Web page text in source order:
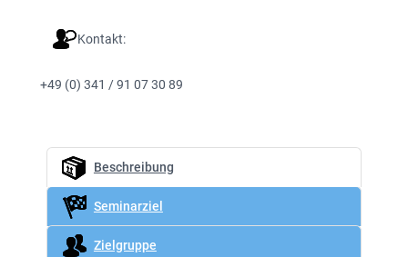
Kontakt:
+49 (0) 341 / 91 07 30 89
Beschreibung
Seminarziel
Zielgruppe